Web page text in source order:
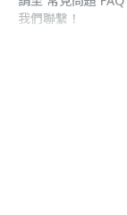
我們聯繫！